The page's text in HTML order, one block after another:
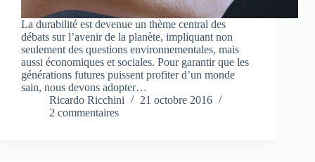
La durabilité est devenue un thème central des
débats sur l’avenir de la planète, impliquant non
seulement des questions environnementales, mais
aussi économiques et sociales. Pour garantir que les
générations futures puissent profiter d’un monde
sain, nous devons adopter…
Ricardo Ricchini
21 octobre 2016
2 commentaires